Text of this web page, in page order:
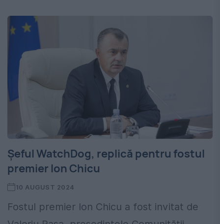
Șeful WatchDog, replică pentru fostul
premier Ion Chicu
10 AUGUST 2024
Fostul premier Ion Chicu a fost invitat de